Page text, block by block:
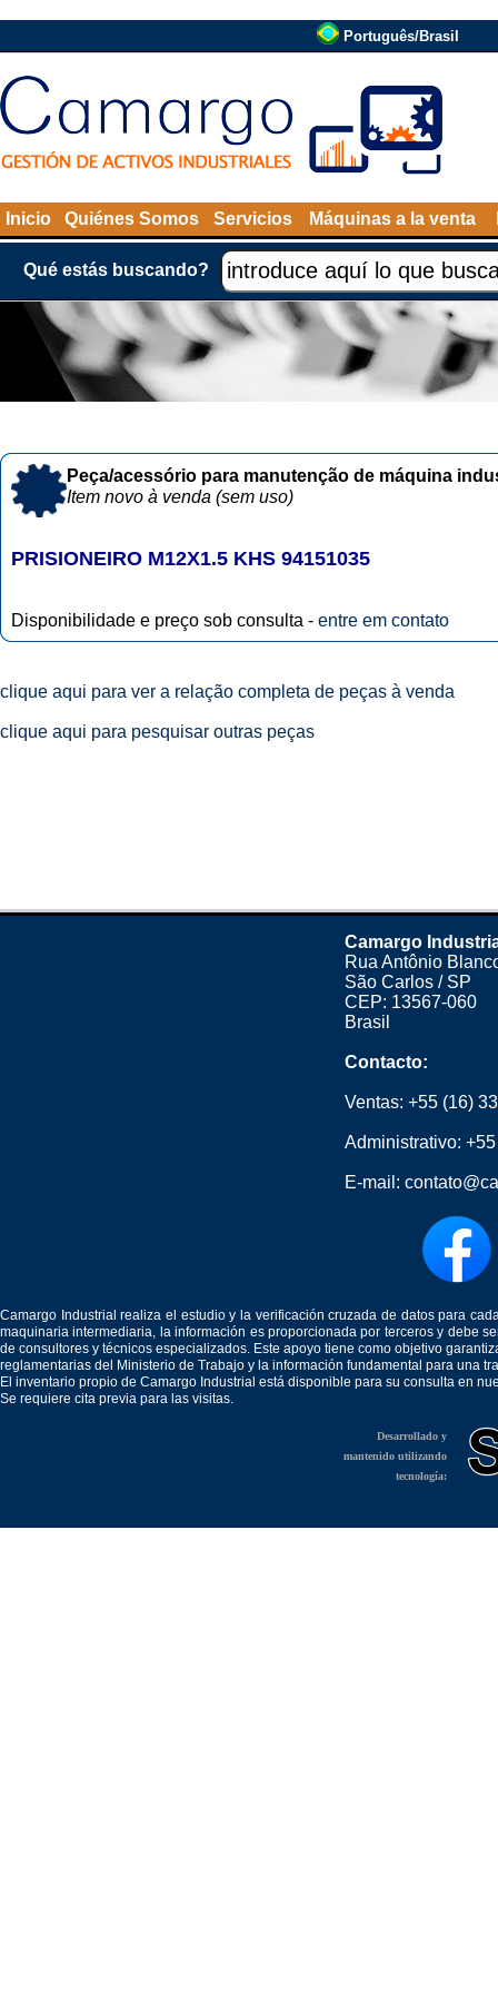
Português/Brasil
Inicio Quiénes Somos Servicios Máquinas a la venta
Qué estás buscando?
Peça/acessório para manutenção de máquina
Item novo à venda (sem uso)
PRISIONEIRO M12X1.5 KHS 94151035
Disponibilidade e preço sob consulta - entre em contato
clique aqui para ver a relação completa de peças à venda
clique aqui para pesquisar outras peças
Camargo
Rua Antônio
São Carlos / SP
CEP: 13567-060
Brasil
Contacto:
Ventas: +55 (16)
Administrativo:
E-mail:
Camargo Industrial realiza el estudio y la verificación cruzada de datos para
maquinaria intermediaria, la información es proporcionada por terceros y debe
de consultores y técnicos especializados. Este apoyo tiene como objetivo
reglamentarias del Ministerio de Trabajo y la información fundamental para una
El inventario propio de Camargo Industrial está disponible para su consulta en
Se requiere cita previa para las visitas.
Desarrollado y
mantenido utilizando
tecnología: